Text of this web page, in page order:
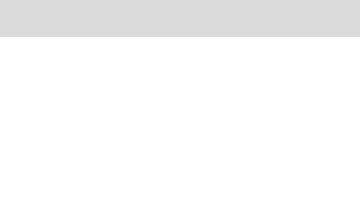
Inicio